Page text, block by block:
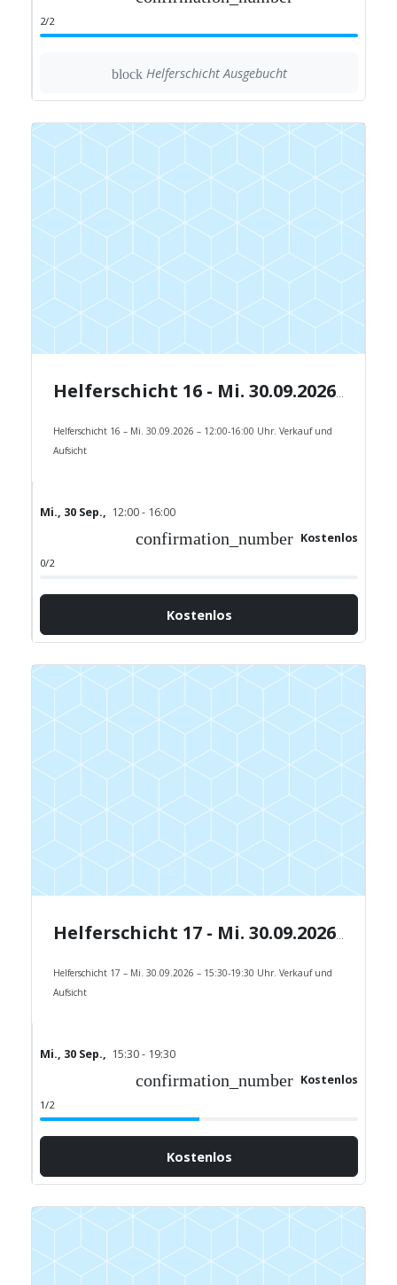
2/2
block Helferschicht Ausgebucht
Helferschicht 16 – Mi. 30.09.2026 – 12:00-16:00 Uhr. Verkauf und
Aufsicht
Mi., 30 Sep., 12:00 - 16:00
confirmation_number Kostenlos
0/2
Kostenlos
Helferschicht 17 – Mi. 30.09.2026 – 15:30-19:30 Uhr. Verkauf und
Aufsicht
Mi., 30 Sep., 15:30 - 19:30
confirmation_number Kostenlos
1/2
Kostenlos